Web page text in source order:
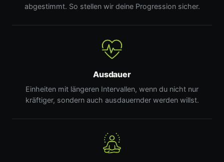
abgestimmt. So stellen wir deine Progression sicher.
Ausdauer
Einheiten mit längeren Intervallen, wenn du nicht nur
kräftiger, sondern auch ausdauernder werden willst.